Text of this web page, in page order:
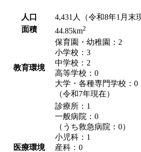
人口
4,431人（令和8年1月末
面積
44.85km2
教育環境
保育園・幼稚園：2
小学校：3
中学校：2
高等学校：0
大学・各種専門学校：0
（令和7年現在）
医療環境
診療所：1
一般病院：0
（うち救急病院：0）
小児科：1
産科：0